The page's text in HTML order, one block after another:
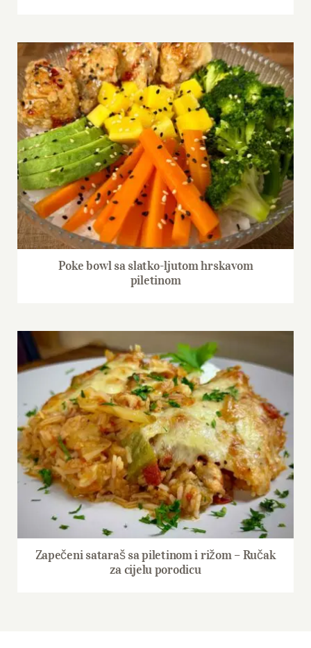
Poke bowl sa slatko-ljutom hrskavom
piletinom
Zapečeni sataraš sa piletinom i rižom – Ručak
za cijelu porodicu